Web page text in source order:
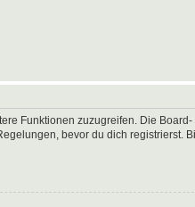
Funktionen zuzugreifen. Die Board-
bevor du dich registrierst.